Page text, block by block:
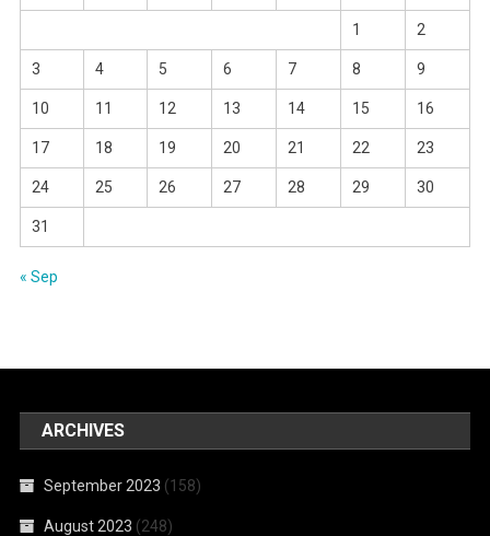
1 2
3 4 5 6 7 8 9
10 11 12 13 14 15 16
17 18 19 20 21 22 23
24 25 26 27 28 29 30
31
« Sep
ARCHIVES
September 2023 (158)
August 2023 (248)